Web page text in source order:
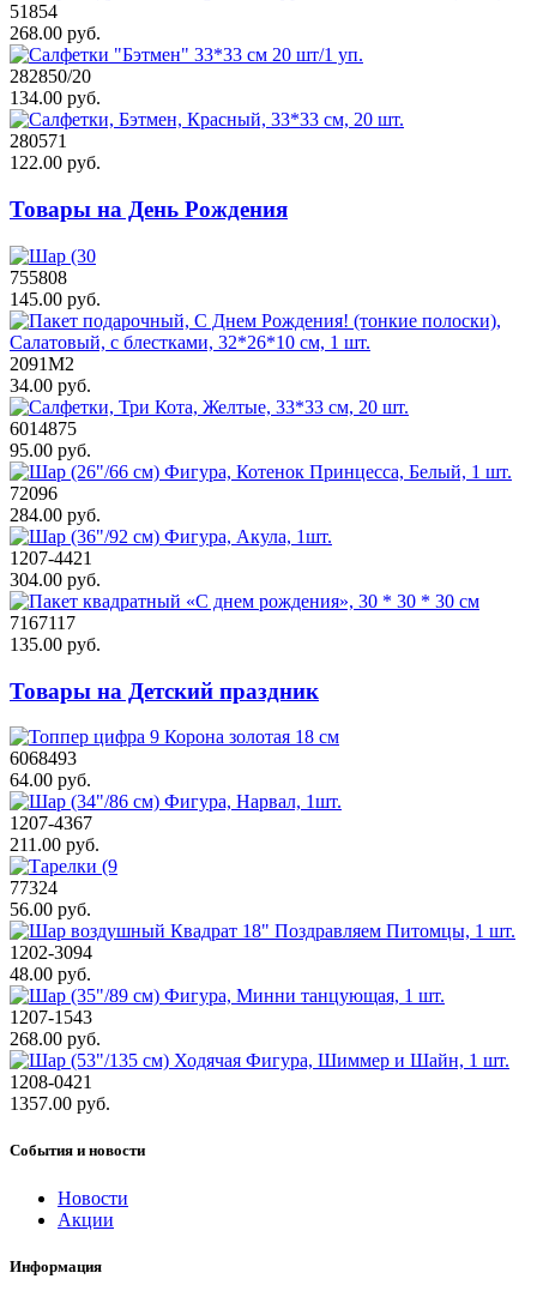
51854
268.00 руб.
282850/20
134.00 руб.
280571
122.00 руб.
Товары на День Рождения
755808
145.00 руб.
2091M2
34.00 руб.
6014875
95.00 руб.
72096
284.00 руб.
1207-4421
304.00 руб.
7167117
135.00 руб.
Товары на Детский праздник
6068493
64.00 руб.
1207-4367
211.00 руб.
77324
56.00 руб.
1202-3094
48.00 руб.
1207-1543
268.00 руб.
1208-0421
1357.00 руб.
События и новости
Новости
Акции
Информация